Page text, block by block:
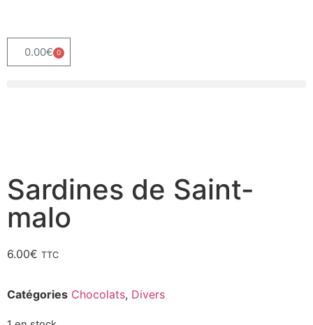
0.00€ 0
Sardines de Saint-
malo
6.00€ TTC
Catégories Chocolats, Divers